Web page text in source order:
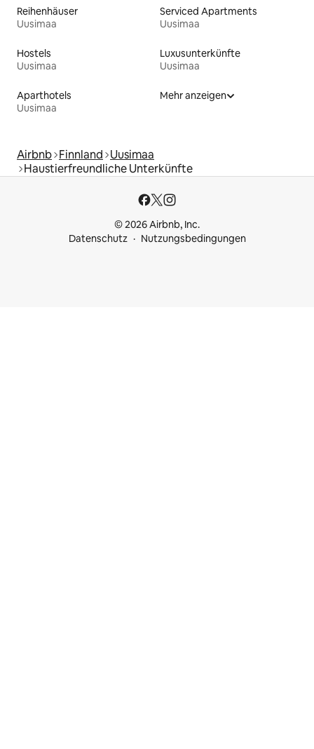
Reihenhäuser
Uusimaa
Serviced Apartments
Uusimaa
Hostels
Uusimaa
Luxusunterkünfte
Uusimaa
Aparthotels
Uusimaa
Mehr anzeigen
Airbnb Finnland Uusimaa
Haustierfreundliche Unterkünfte
© 2026 Airbnb, Inc.
Datenschutz
Nutzungsbedingungen